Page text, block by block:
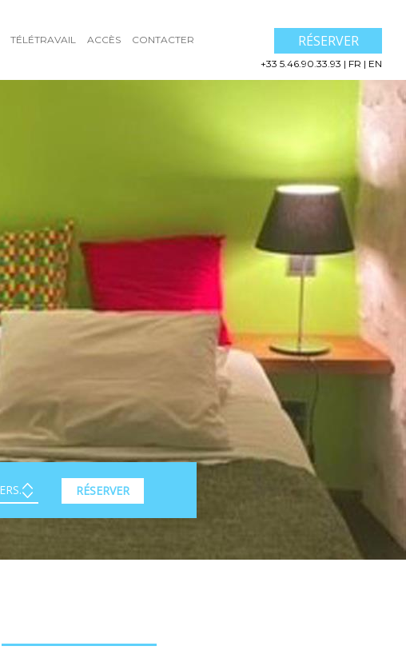
TÉLÉTRAVAIL ACCÈS CONTACTER RÉSERVER
+33 5.46.90.33.93 | FR | EN
RÉSERVER